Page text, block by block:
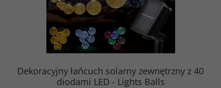
Dekoracyjny łańcuch solarny zewnętrzny z 40
diodami LED - Lights Balls